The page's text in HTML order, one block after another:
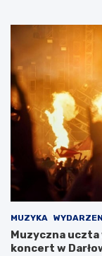
MUZYKA
Muzyczna uczta
koncert w